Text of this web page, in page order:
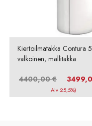
Kiertoilmatakka Contura
valkoinen, mallitakka
4400,00€
hinta
oli:
Alv 25,5%)